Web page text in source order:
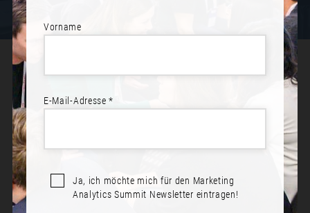
Imagination Engine: Generative AI
as a Strategic Power Tool
Vorname
E-Mail-Adresse *
Ja, ich möchte mich für den Marketing
Analytics Summit Newsletter eintragen!